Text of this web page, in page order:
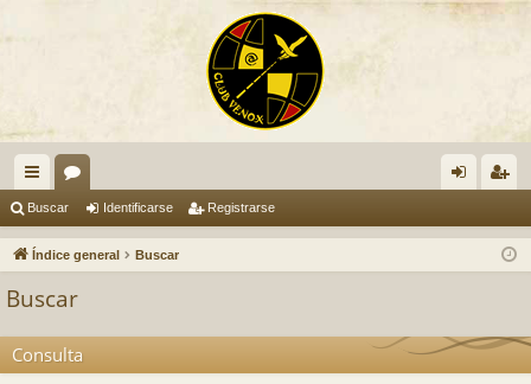
nl
ac
pi
or
os nti
se
ist
e
Buscar Identificarse Registrarse
Índice general Buscar
Buscar
Consulta